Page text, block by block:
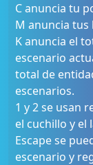
C anuncia tu
M anuncia tus
K anuncia el
escenario
total de
escenarios.
1 y 2 se usan
el cuchillo y el
Escape se
escenario y